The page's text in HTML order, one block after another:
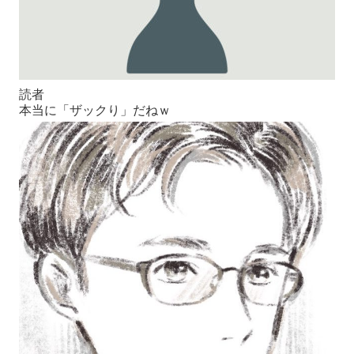
読者
本当に「ザックり」だねｗ